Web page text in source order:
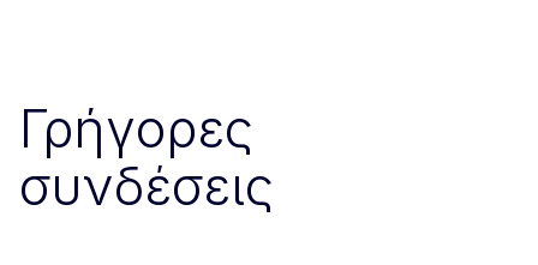
Γρήγορες
συνδέσεις